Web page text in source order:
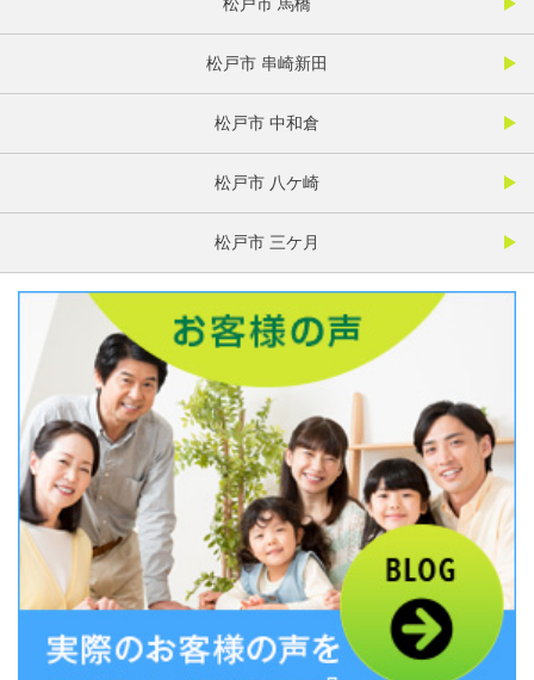
松戸市 串崎新田
松戸市 中和倉
松戸市 八ケ崎
松戸市 三ケ月